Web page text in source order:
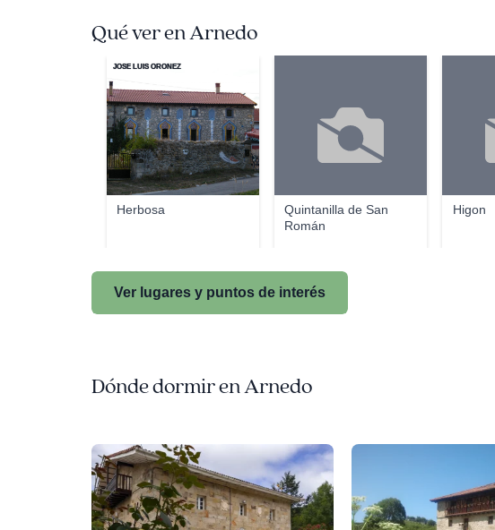
Qué ver en Arnedo
Herbosa
JOSE LUIS OROÑEZ
Quintanilla de San
Román
Higon
Ver lugares y puntos de interés
Dónde dormir en Arnedo